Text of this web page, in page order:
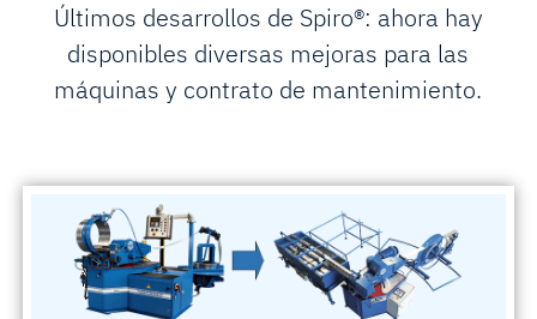
Últimos desarrollos de Spiro®: ahora hay
disponibles diversas mejoras para las
máquinas y contrato de mantenimiento.